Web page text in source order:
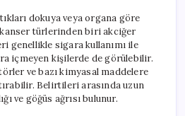
dokuya veya organa göre
kanser türlerinden biri akciğer
genellikle sigara kullanımı ile
içmeyen kişilerde de görülebilir.
ve bazı kimyasal maddelere
Belirtileri arasında uzun
ve göğüs ağrısı bulunur.